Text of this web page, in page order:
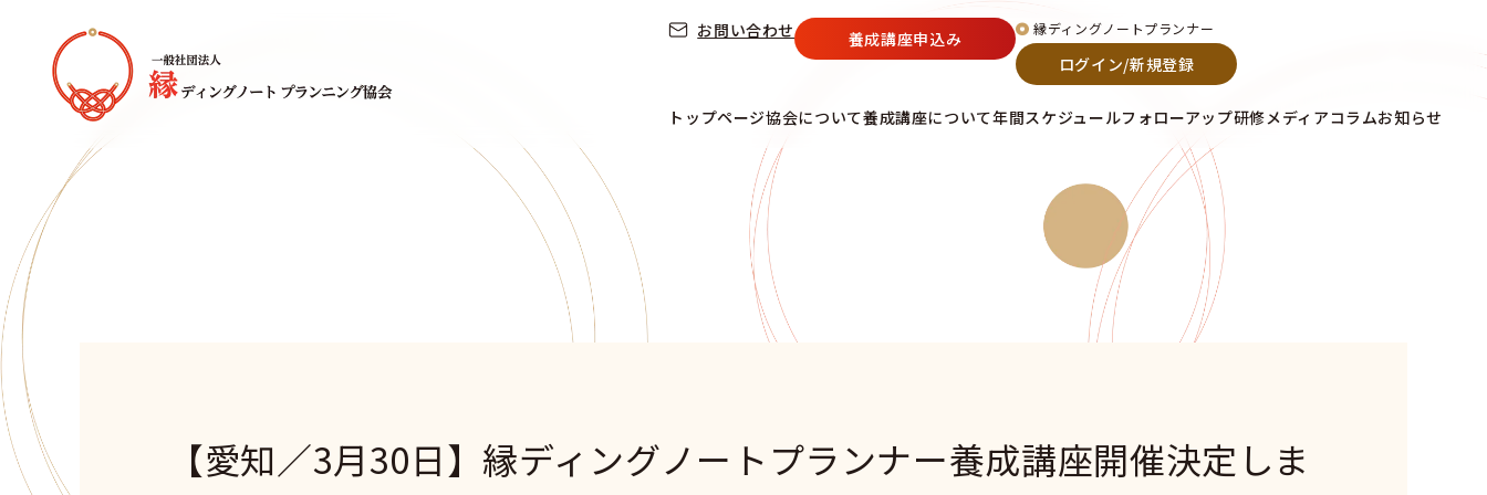
お問い合わせ 養成講座申込み 縁ディングノートプランナー
ログイン/新規登録
トップページ協会について養成講座について年間スケジュールフォローアップ研修メディアコラムお知らせ
【愛知／3月30日】縁ディングノートプランナー養成講座開催決定しま